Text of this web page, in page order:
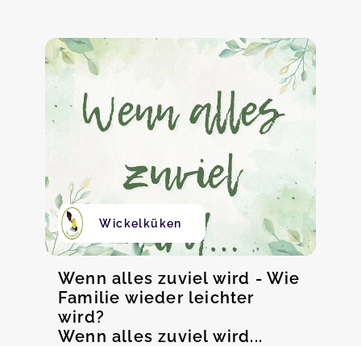
Wickelküken
Wenn alles zuviel wird - Wie
Familie wieder leichter
wird?
Wenn alles zuviel wird...